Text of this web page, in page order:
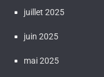
juillet 2025
juin 2025
mai 2025